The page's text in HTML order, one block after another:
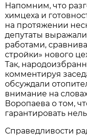
Напомним, что
химцеха и
на протяжении
депутаты
работами,
стройки» нового
Так,
комментируя
обсуждали
внимание на
Воропаева о том,
гарантировать
Справедливости